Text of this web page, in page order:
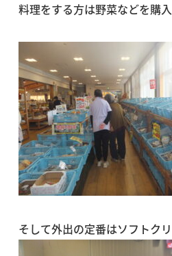
料理をする方は野菜などを購
そして外出の定番はソフトク